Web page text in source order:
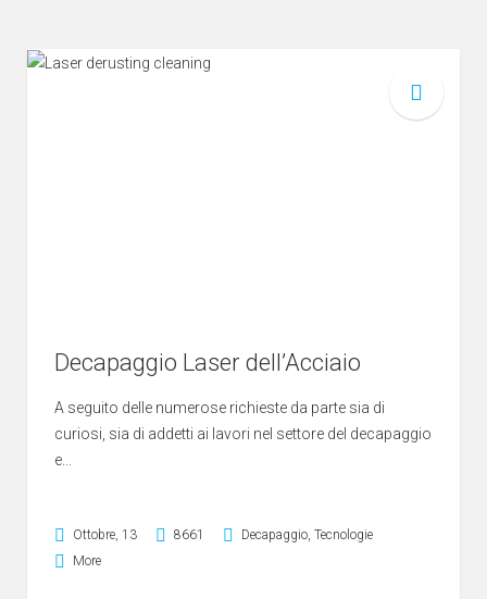
Decapaggio Laser dell’Acciaio
A seguito delle numerose richieste da parte sia di
curiosi, sia di addetti ai lavori nel settore del decapaggio
e...
Ottobre, 13 8661 Decapaggio Tecnologie
More